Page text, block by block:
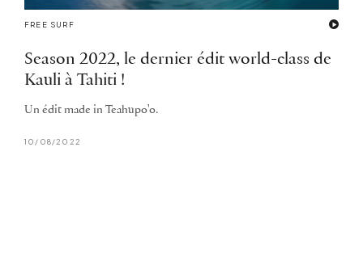
FREE SURF
Season 2022, le dernier édit world-class de
Kauli à Tahiti !
Un édit made in Teahupo'o.
10/08/2022